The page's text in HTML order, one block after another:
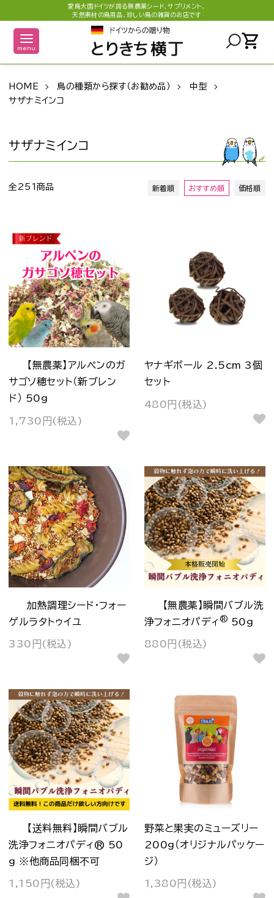
愛鳥大国ドイツが誇る無農薬シード、サプリメント、
天然素材の鳥用品、珍しい鳥の雑貨のお店です
menu shopping_cart
HOME 鳥の種類から探す（お勧め品）
中型
サザナミインコ
サザナミインコ
全251商品 新着順 おすすめ順 価格順
【無農薬】アルペンのガ
サゴソ穂セット（新ブレン
ド） 50g
1,730円(税込)
ヤナギボール 2.5cm 3個
セット
480円(税込)
加熱調理シード・フォー
ゲルラタトゥイユ
330円(税込)
【無農薬】瞬間バブル洗
浄フォニオパディ ® 50g
880円(税込)
【送料無料】瞬間バブル
洗浄フォニオパディ® 50
g ※他商品同梱不可
1,150円(税込)
野菜と果実のミューズリー
200g（オリジナルパッケー
ジ）
1,380円(税込)